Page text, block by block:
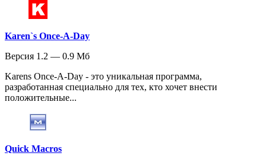
Karen`s Once-A-Day
Версия 1.2 — 0.9 Мб
Karens Once-A-Day - это уникальная программа,
разработанная специально для тех, кто хочет внести
положительные...
Quick Macros